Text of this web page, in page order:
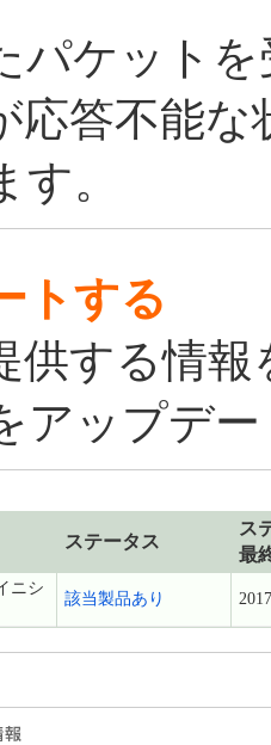
パケット
応答不能
。
トする
供する情
アップデ
ステータス
ス
最
ニシ
該当製品あり